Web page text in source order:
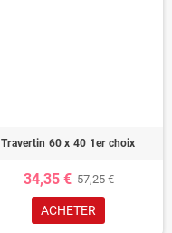
Travertin 60 x 40 1er choix
34,35 € 57,25 €
ACHETER